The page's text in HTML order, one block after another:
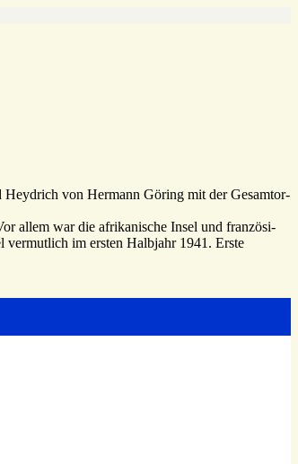
Heyd­rich von Hermann Göring mit der Gesamt­or­
allem war die afri­ka­ni­sche Insel und fran­zö­si­
vermut­lich im ersten Halb­jahr 1941. Erste